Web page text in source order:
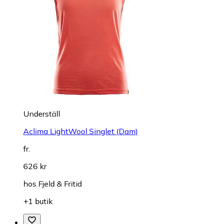
Underställ
Aclima LightWool Singlet (Dam)
fr.
626 kr
hos Fjeld & Fritid
+1 butik